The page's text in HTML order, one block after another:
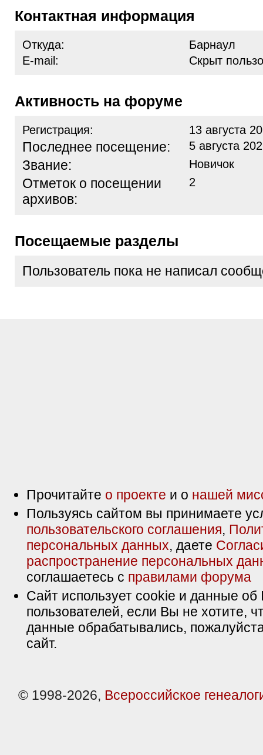
Контактная информация
Откуда:
Барнаул
E-mail:
Скрыт
Активность на форуме
Регистрация: 13 августа
Последнее посещение: 5 августа
Звание: Новичок
Отметок о посещении
архивов:
2
Посещаемые разделы
Пользователь пока не написал
Прочитайте о проекте и о нашей
Пользуясь сайтом вы принимаете
пользовательского соглашения,
персональных данных, даете
распространение персональных
соглашаетесь с правилами форума
Сайт использует cookie и данные об
пользователей, если Вы не хотите,
данные обрабатывались,
сайт.
© 1998-2026, Всероссийское